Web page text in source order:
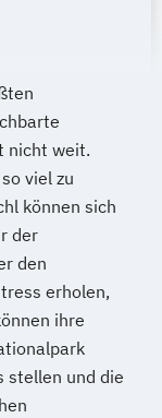
nicht weit.
viel zu
können sich
der
den
erholen,
ihre
stellen und die